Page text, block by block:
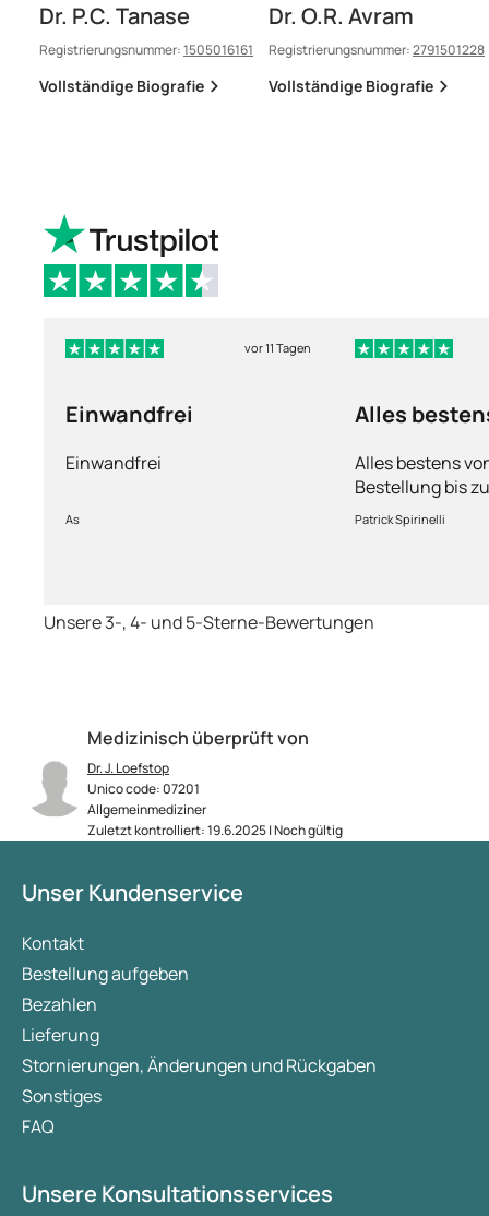
Medizinisch überprüft von
Dr. J. Loefstop
Unico code: 07201
Allgemeinmediziner
Zuletzt kontrolliert: 19.6.2025 | Noch gültig
Dr. P.C. Tanase
Registrierungsnummer:1505016161
Vollständige Biografie
Dr. O.R. Avram
Registrierungsnummer:2791501228
Vollständige Biografie
vor 11 Tagen
Einwandfrei
Einwandfrei
As
Alles
Alles bestens
Bestellung bis
Ware sorgfältig
schnelle
Patrick Spirinelli
Unsere 3-, 4- und 5-Sterne-Bewertungen
Unser Kundenservice
Kontakt
Bestellung aufgeben
Bezahlen
Lieferung
Stornierungen, Änderungen und Rückgaben
Sonstiges
FAQ
Unsere Konsultationsservices